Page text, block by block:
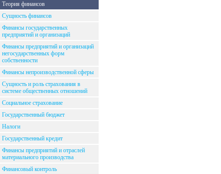
Теория финансов
Сущность финансов
Финансы государственных
предприятий и организаций
Финансы предприятий и организаций
негосударственных форм
собственности
Финансы непроизводственной сферы
Сущность и роль страхования в
системе общественных отношений
Социальное страхование
Государственный бюджет
Налоги
Государственный кредит
Финансы предприятий и отраслей
материального производства
Финансовый контроль